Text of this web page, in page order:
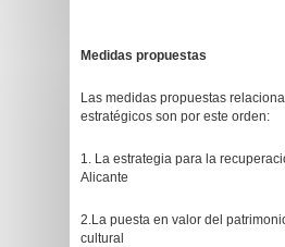
Medidas propuestas
Las medidas propuestas
estratégicos son por este orden:
1. La estrategia para la
Alicante
2.La puesta en valor del
cultural